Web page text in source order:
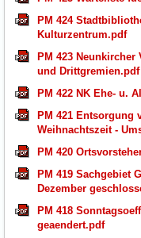
PM 424
Kulturzentrum.pdf
PM 423 Neunkircher
und Drittgremien.pdf
PM 422 NK Ehe- u.
PM 421 Entsorgung
Weihnachtszeit -
PM 420
PM 419 Sachgebiet
Dezember
PM 418
geaendert.pdf